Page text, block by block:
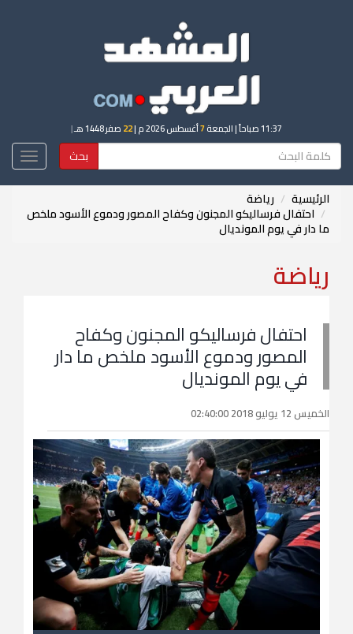
11:37 صباحاً | الجمعة7أغسطس 2026 م | 22 صفر 1448 هـ |
بحث
الرئيسية رياضة
احتفال فرساليكو المجنون وكفاح المصور ودموع الأسود ملخص
ما دار في يوم المونديال
رياضة
احتفال فرساليكو المجنون وكفاح
المصور ودموع الأسود ملخص ما دار
في يوم المونديال
الخميس 12 يوليو 2018 02:40:00